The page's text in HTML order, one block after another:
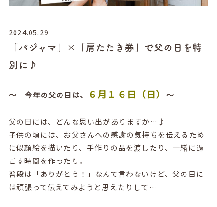
2024.05.29
「パジャマ」×「肩たたき券」で父の日を特
別に♪
〜 今年の父の日は、 ６月１６日（日） 〜
父の日には、どんな思い出がありますか…♪
子供の頃には、お父さんへの感謝の気持ちを伝えるため
に似顔絵を描いたり、手作りの品を渡したり、一緒に過
ごす時間を作ったり。
普段は「ありがとう！」なんて言わないけど、父の日に
は頑張って伝えてみようと思えたりして…